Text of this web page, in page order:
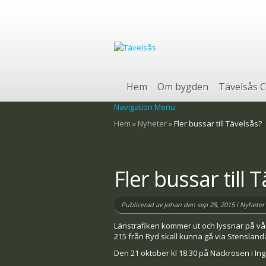
Hem Om bygden Tävelsås
Navigation Menu
Hem » Nyheter»Fler bussar till Tävelsås?
Fler bussar till
Publicerad avJohan den sep 28, 2015 i Nyheter
Länstrafiken kommer ut och lyssnar på
215 från Ryd skall kunna gå via
Den 21 oktober kl 18.30 på Näckrosen i